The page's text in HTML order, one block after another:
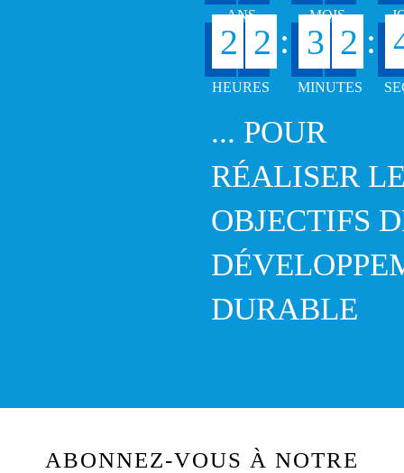
2 2 : 3 2 :
... POUR
RÉALISER
OBJECTIFS
DURABLE
ABONNEZ-VOUS À NOTRE